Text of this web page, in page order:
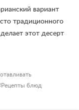
вариант
традиционного
этот десерт
Рецепты блюд